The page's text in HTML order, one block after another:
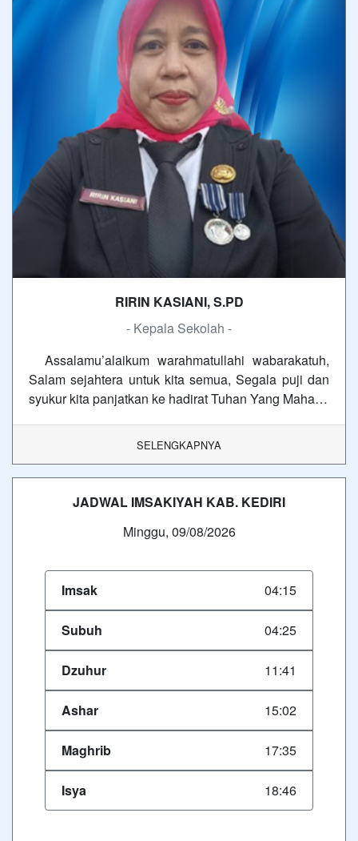
RIRIN KASIANI, S.PD
- Kepala Sekolah -
Assalamu’alaikum warahmatullahi wabarakatuh,
Salam sejahtera untuk kita semua, Segala puji dan
syukur kita panjatkan ke hadirat Tuhan Yang Maha…
SELENGKAPNYA
JADWAL IMSAKIYAH KAB. KEDIRI
Minggu, 09/08/2026
Imsak 04:15
Subuh 04:25
Dzuhur 11:41
Ashar 15:02
Maghrib 17:35
Isya 18:46